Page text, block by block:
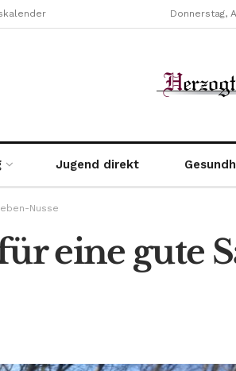
Donnerstag,
Jugend direkt
Nusse
eine gute